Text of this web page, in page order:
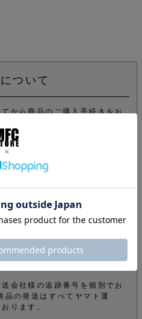
ついて
から商品のご購入手続きをお
認メールが届きます。 迷惑
ている場合は 受信可能設定
のでご注意ください。
より在庫がない場合がござい
ー内容から弊社の審査によ
ーを確認させて頂くことがご
が遅くなってしまうこともご
のお手続きをお願いいたしま
会社様の追跡番号を個別でお
の発送はすべてヤマト運
ります。